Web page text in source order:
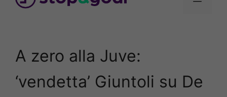
A zero alla Juve:
‘vendetta’ Giuntoli su De